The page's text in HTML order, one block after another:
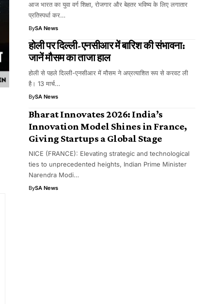
आज भारत का युवा वर्ग शिक्षा, रोजगार और बेहतर भविष्य के लिए लगातार
प्रतिस्पर्धा कर…
BySA News
होली पर दिल्ली-एनसीआर में बारिश की संभावना:
जानें मौसम का ताजा हाल
होली से पहले दिल्ली-एनसीआर में मौसम ने अप्रत्याशित रूप से करवट ली
है। 13 मार्च…
BySA News
​Bharat Innovates 2026: India’s
Innovation Model Shines in France,
Giving Startups a Global Stage
NICE (FRANCE): Elevating strategic and technological
ties to unprecedented heights, Indian Prime Minister
Narendra Modi…
BySA News